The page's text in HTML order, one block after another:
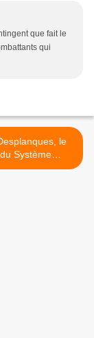
que fait le
qui
le
Système
de l'agression